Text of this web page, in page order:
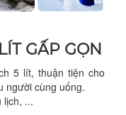
GẤP GỌN
5 lít, thuận tiện cho
người cùng uống.
lịch, ...